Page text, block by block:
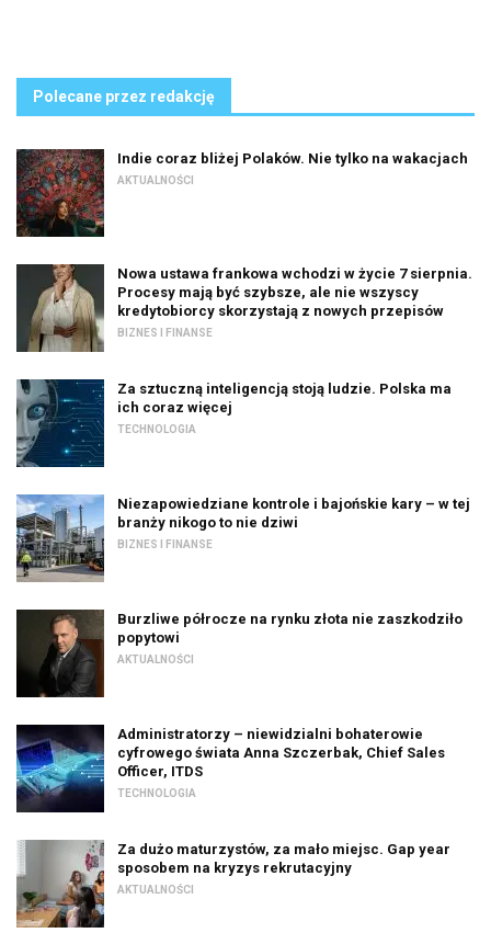
Polecane przez redakcję
Indie coraz bliżej Polaków. Nie tylko na wakacjach
AKTUALNOŚCI
Nowa ustawa frankowa wchodzi w życie 7 sierpnia.
Procesy mają być szybsze, ale nie wszyscy
kredytobiorcy skorzystają z nowych przepisów
BIZNES I FINANSE
Za sztuczną inteligencją stoją ludzie. Polska ma
ich coraz więcej
TECHNOLOGIA
Niezapowiedziane kontrole i bajońskie kary – w tej
branży nikogo to nie dziwi
BIZNES I FINANSE
Burzliwe półrocze na rynku złota nie zaszkodziło
popytowi
AKTUALNOŚCI
Administratorzy – niewidzialni bohaterowie
cyfrowego świata Anna Szczerbak, Chief Sales
Officer, ITDS
TECHNOLOGIA
Za dużo maturzystów, za mało miejsc. Gap year
sposobem na kryzys rekrutacyjny
AKTUALNOŚCI